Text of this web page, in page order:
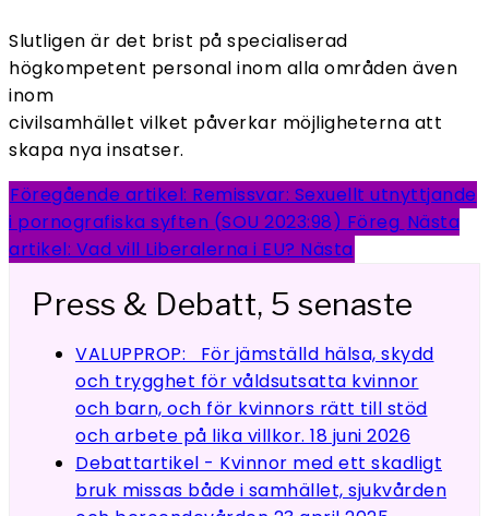
Slutligen är det brist på specialiserad
högkompetent personal inom alla områden även
inom
civilsamhället vilket påverkar möjligheterna att
skapa nya insatser.
Föregående artikel: Remissvar: Sexuellt utnyttjande
i pornografiska syften (SOU 2023:98) Föreg Nästa
artikel: Vad vill Liberalerna i EU? Nästa
Press & Debatt, 5 senaste
VALUPPROP: För jämställd hälsa, skydd
och trygghet för våldsutsatta kvinnor
och barn, och för kvinnors rätt till stöd
och arbete på lika villkor. 18 juni 2026
Debattartikel - Kvinnor med ett skadligt
bruk missas både i samhället, sjukvården